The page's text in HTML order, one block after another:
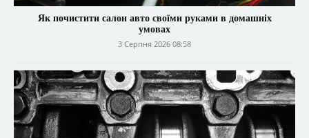
Як почистити салон авто своїми руками в домашніх
умовах
3 Серпня 2026 08:58